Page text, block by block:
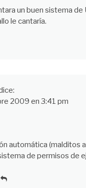
un buen sistema de
le cantaría.
2009 en 3:41 pm
automática (malditos
de permisos de